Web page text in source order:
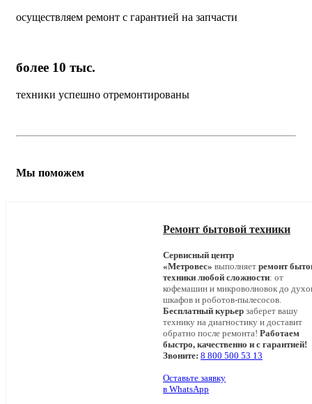
осуществляем ремонт с гарантией на запчасти
более 10 тыс.
техники успешно отремонтированы
Мы поможем
Ремонт бытовой техники
Сервисный центр
«Метровес» выполняет ремонт
техники любой сложности: от
кофемашин и микроволновок до
шкафов и роботов-пылесосов.
Бесплатный курьер заберет вашу
технику на диагностику и доставит
обратно после ремонта! Работаем
быстро, качественно и с гарантией!
Звоните: 8 800 500 53 13
Оставьте заявку
в WhatsApp